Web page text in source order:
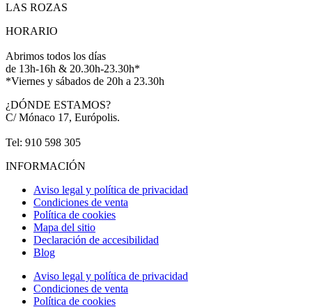
LAS ROZAS
HORARIO
Abrimos todos los días
de 13h-16h & 20.30h-23.30h*
*Viernes y sábados de 20h a 23.30h
¿DÓNDE ESTAMOS?
C/ Mónaco 17, Európolis.
Tel: 910 598 305
INFORMACIÓN
Aviso legal y política de privacidad
Condiciones de venta
Política de cookies
Mapa del sitio
Declaración de accesibilidad
Blog
Aviso legal y política de privacidad
Condiciones de venta
Política de cookies